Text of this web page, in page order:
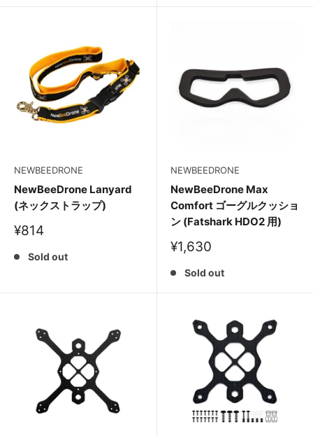
NEWBEEDRONE
NewBeeDrone Lanyard
(ネックストラップ)
販
価
¥814
Sold out
NEWBEEDRONE
NewBeeDrone Max
Comfort ゴーグルクッショ
ン (Fatshark HDO2 用)
販
価
¥1,630
Sold out